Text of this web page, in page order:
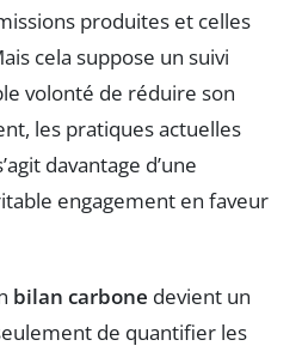
produites et celles
cela suppose un suivi
volonté de réduire son
les pratiques actuelles
davantage d’une
engagement en faveur
bilan carbone devient un
de quantifier les